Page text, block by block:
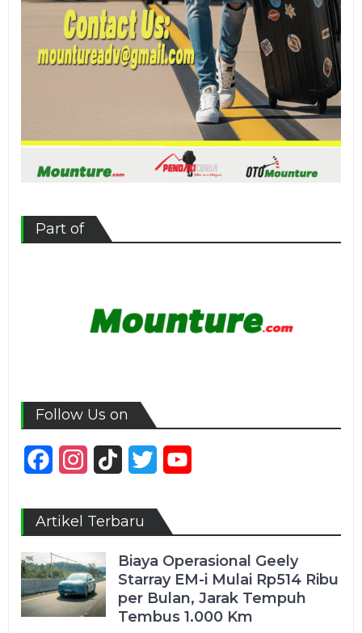
Part of
Follow Us on
FacebookInstagram
TikTok Twitter
Artikel Terbaru
Biaya Operasional Geely
Starray EM-i Mulai Rp514 Ribu
per Bulan, Jarak Tempuh
Tembus 1.000 Km